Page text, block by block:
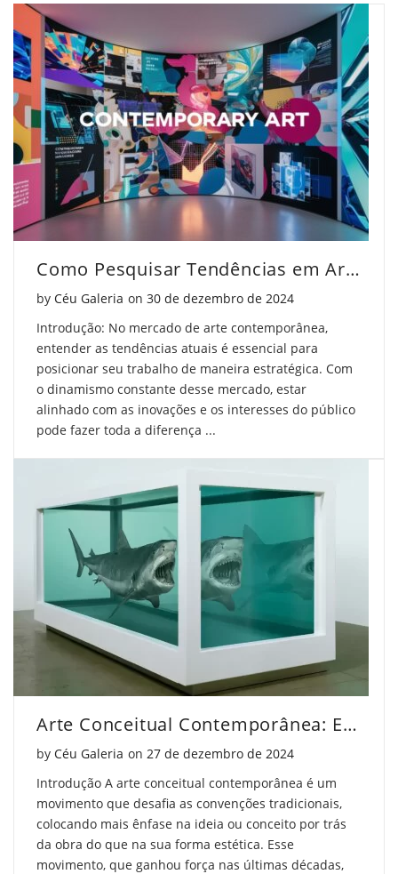
Brasil:
O
Que
Você
Precisa
Saber"
Facebook
no
Brasil:
O
Que
Você
Precisa
Saber"
on
Twitter
Brasil:
O
Que
Você
Precisa
Saber"
on
Pinterest
Como Pesquisar Tendências em Arte Contemporânea
by Céu Galeria on Posted on
30 de dezembro de 2024
Introdução: No mercado de arte contemporânea,
entender as tendências atuais é essencial para
posicionar seu trabalho de maneira estratégica. Com
o dinamismo constante desse mercado, estar
alinhado com as inovações e os interesses do público
pode fazer toda a diferença ...
Arte Conceitual Contemporânea: Entenda o Movimento
by Céu Galeria on Posted on
27 de dezembro de 2024
Introdução A arte conceitual contemporânea é um
movimento que desafia as convenções tradicionais,
colocando mais ênfase na ideia ou conceito por trás
da obra do que na sua forma estética. Esse
movimento, que ganhou força nas últimas décadas,